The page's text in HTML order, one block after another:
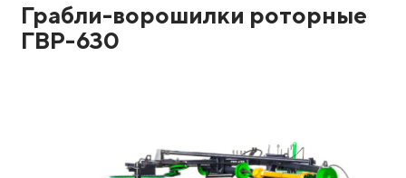
Грабли-ворошилки роторные
ГВР-630